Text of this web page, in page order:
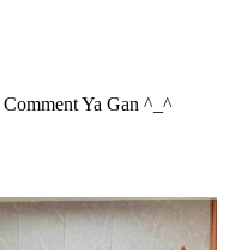
Ya Gan ^_^